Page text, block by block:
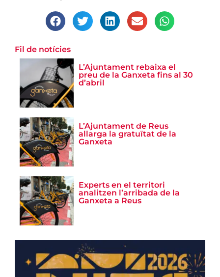
Fil de notícies
L’Ajuntament rebaixa el
preu de la Ganxeta fins al 30
d’abril
L’Ajuntament de Reus
allarga la gratuïtat de la
Ganxeta
Experts en el territori
analitzen l’arribada de la
Ganxeta a Reus